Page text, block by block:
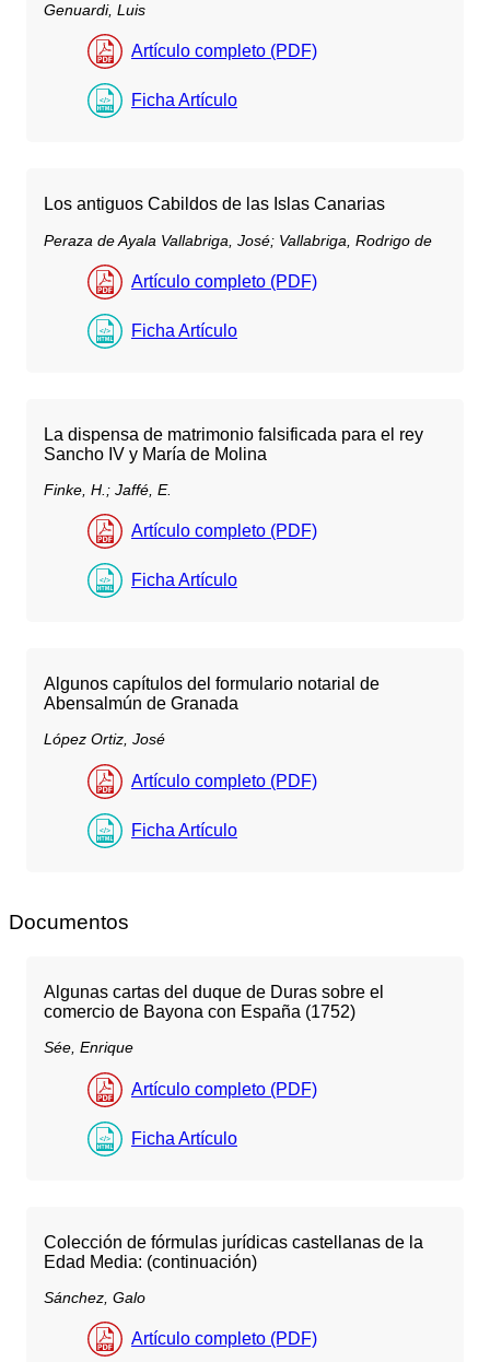
Genuardi, Luis
Artículo completo (PDF)
Ficha Artículo
Los antiguos Cabildos de las Islas Canarias
Peraza de Ayala Vallabriga, José; Vallabriga, Rodrigo de
Artículo completo (PDF)
Ficha Artículo
La dispensa de matrimonio falsificada para el rey
Sancho IV y María de Molina
Finke, H.; Jaffé, E.
Artículo completo (PDF)
Ficha Artículo
Algunos capítulos del formulario notarial de
Abensalmún de Granada
López Ortiz, José
Artículo completo (PDF)
Ficha Artículo
Documentos
Algunas cartas del duque de Duras sobre el
comercio de Bayona con España (1752)
Sée, Enrique
Artículo completo (PDF)
Ficha Artículo
Colección de fórmulas jurídicas castellanas de la
Edad Media: (continuación)
Sánchez, Galo
Artículo completo (PDF)